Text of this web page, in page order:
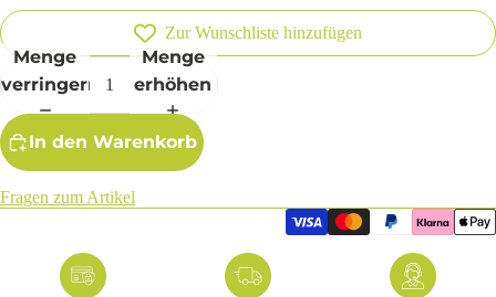
Zur Wunschliste hinzufügen
Menge
verringern
Menge
erhöhen
In den Warenkorb
Fragen zum Artikel